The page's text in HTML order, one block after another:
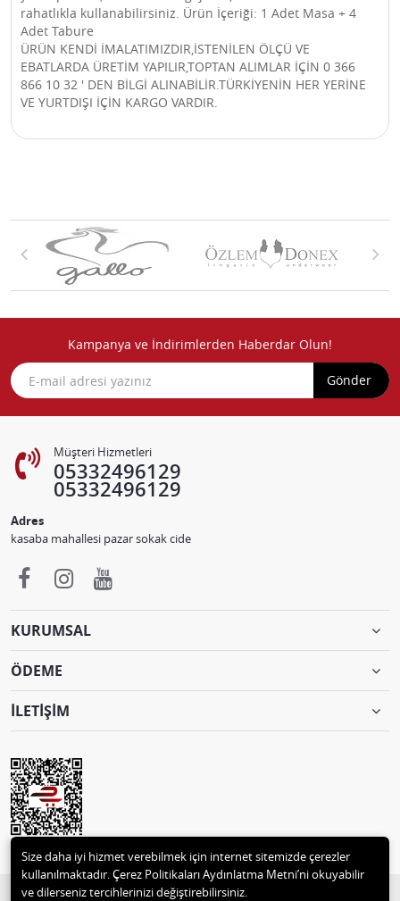
rahatlıkla kullanabilirsiniz. Ürün İçeriği: 1 Adet Masa + 4
Adet Tabure
ÜRÜN KENDİ İMALATIMIZDIR,İSTENİLEN ÖLÇÜ VE
EBATLARDA ÜRETİM YAPILIR,TOPTAN ALIMLAR İÇİN 0 366
866 10 32 ' DEN BİLGİ ALINABİLİR.TÜRKİYENİN HER YERİNE
VE YURTDIŞI İÇİN KARGO VARDIR.
Kampanya ve İndirimlerden Haberdar Olun!
Gönder
Müşteri Hizmetleri
05332496129
05332496129
Adres
kasaba mahallesi pazar sokak cide
KURUMSAL
ÖDEME
İLETİŞİM
© 2018 2 M MUTLULAR TEKSTİL ve MOTORSİKLET PAZ.TİC. 05332496129
Size daha iyi hizmet verebilmek için internet sitemizde çerezler
kullanılmaktadır. Çerez Politikaları Aydınlatma Metni’ni okuyabilir
ve dilerseniz tercihlerinizi değiştirebilirsiniz.